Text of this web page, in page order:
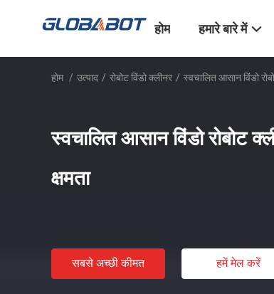
होम हमारे बारे में
होम / उत्पाद / रोबोट विंडो क्लीनर / स्वचालित आसान विंडो
स्वचालित आसान विंडो रोबोट
क्षमता
सबसे अच्छी कीमत हमें मेल करें